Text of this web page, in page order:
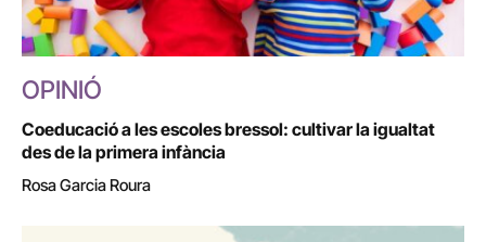
OPINIÓ
Coeducació a les escoles bressol: cultivar la igualtat
des de la primera infància
Rosa Garcia Roura